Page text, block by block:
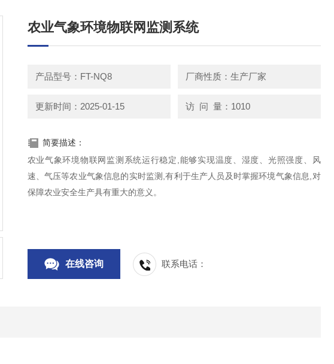
农业气象环境物联网监测系统
产品型号：FT-NQ8 厂商性质：生产厂家
更新时间：2025-01-15 访 问 量：1010
简要描述：
农业气象环境物联网监测系统运行稳定,能够实现温度、湿度、光照强度、风
速、气压等农业气象信息的实时监测,有利于生产人员及时掌握环境气象信息,对
保障农业安全生产具有重大的意义。
在线咨询 联系电话：